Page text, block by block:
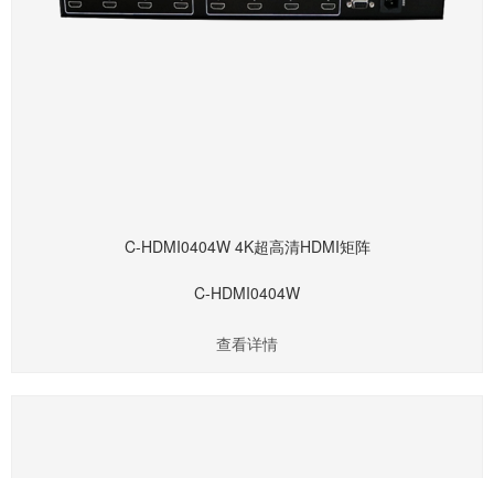
C-HDMI0404W 4K超高清HDMI矩阵
C-HDMI0404W
查看详情